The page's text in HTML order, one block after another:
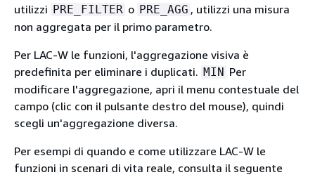
utilizzi PRE_FILTER o PRE_AGG , utilizzi una misura
non aggregata per il primo parametro.
Per LAC-W le funzioni, l'aggregazione visiva è
predefinita per eliminare i duplicati. MIN Per
modificare l'aggregazione, apri il menu contestuale del
campo (clic con il pulsante destro del mouse), quindi
scegli un'aggregazione diversa.
Per esempi di quando e come utilizzare LAC-W le
funzioni in scenari di vita reale, consulta il seguente